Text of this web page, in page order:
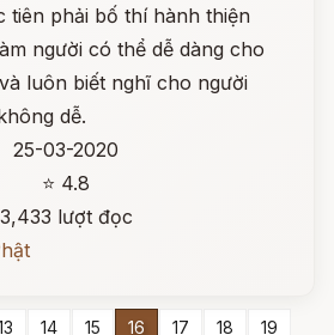
tiên phải bố thí hành thiện
người có thể dễ dàng cho
luôn biết nghĩ cho người
dễ.
25-03-2020
⭐ 4.8
3,433 lượt đọc
14 15 16 17 18
19